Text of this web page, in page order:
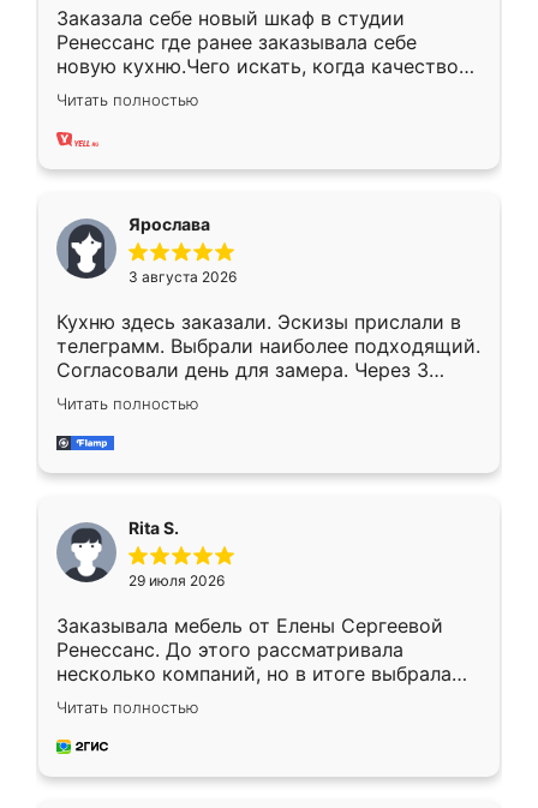
Заказала себе новый шкаф в студии
Ренессанс где ранее заказывала себе
новую кухню.Чего искать, когда качеством
вполне довольна. Служит кухня уже почти
два года, нареканий нет.
Читать полностью
Ярослава
3 августа 2026
Кухню здесь заказали. Эскизы прислали в
телеграмм. Выбрали наиболее подходящий.
Согласовали день для замера. Через 3
недели кухня была уже готова. Остались
довольны работой. Спасибо Ренессанс
мебель за качественную работу!
Читать полностью
Rita S.
29 июля 2026
Заказывала мебель от Елены Сергеевой
Ренессанс. До этого рассматривала
несколько компаний, но в итоге выбрала
эту. Сначала обговорили условия, потом
приехал замерщик, всё спокойно объяснил
и снял размеры. Изготовили в срок, с
Читать полностью